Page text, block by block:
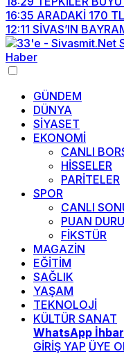
16:35 ARADAKİ 170
12:11 SİVAS’IN
GÜNDEM
DÜNYA
SİYASET
EKONOMİ
CANLI
HİSSELER
PARİTELER
SPOR
CANLI
PUAN
FİKSTÜR
MAGAZİN
EĞİTİM
SAĞLIK
YAŞAM
TEKNOLOJİ
KÜLTÜR SANAT
WhatsApp
GİRİŞ YAP ÜYE